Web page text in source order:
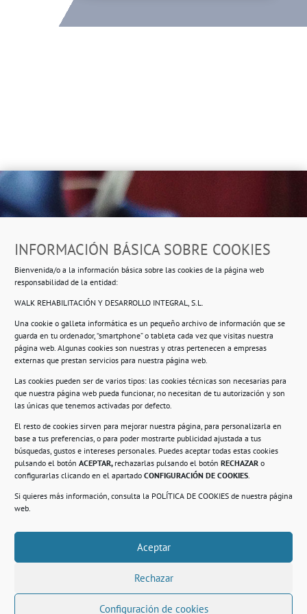
INFORMACIÓN BÁSICA SOBRE COOKIES
Bienvenida/o a la información básica sobre las cookies de la página web
responsabilidad de la entidad:
WALK REHABILITACIÓN Y DESARROLLO INTEGRAL, S.L.
Una cookie o galleta informática es un pequeño archivo de información que se
guarda en tu ordenador, “smartphone” o tableta cada vez que visitas nuestra
página web. Algunas cookies son nuestras y otras pertenecen a empresas
externas que prestan servicios para nuestra página web.
Las cookies pueden ser de varios tipos: las cookies técnicas son necesarias para
que nuestra página web pueda funcionar, no necesitan de tu autorización y son
las únicas que tenemos activadas por defecto.
El resto de cookies sirven para mejorar nuestra página, para personalizarla en
base a tus preferencias, o para poder mostrarte publicidad ajustada a tus
búsquedas, gustos e intereses personales. Puedes aceptar todas estas cookies
pulsando el botón ACEPTAR, rechazarlas pulsando el botón RECHAZAR o
configurarlas clicando en el apartado CONFIGURACIÓN DE COOKIES.
Si quieres más información, consulta la POLÍTICA DE COOKIES de nuestra página
web.
Aceptar
Rechazar
Configuración de cookies
Ropero Solidario de Usera
Beasáin 25-33posterior, local 3 – 28041 Madrid
Información
Compromiso con la protección de datos
Política de Cookies.
© 2021. Realizado en el Centro de Rehabilitación